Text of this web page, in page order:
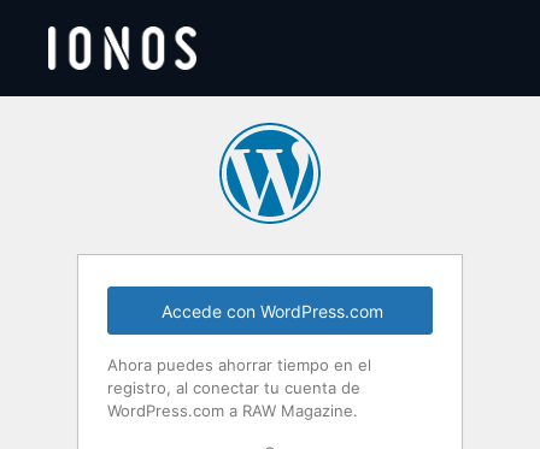
Accede con WordPress.com
Ahora puedes ahorrar tiempo en el
registro, al conectar tu cuenta de
WordPress.com a RAW Magazine.